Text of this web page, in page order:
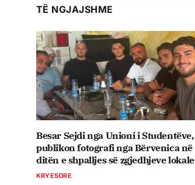
TË NGJAJSHME
Besar Sejdi nga Unioni i Studentëve,
publikon fotografi nga Bërvenica në
ditën e shpalljes së zgjedhjeve lokale
KRYESORE